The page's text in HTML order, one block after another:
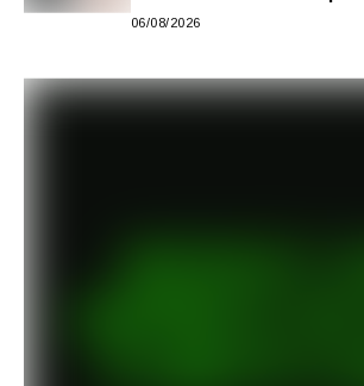
semestre de 2027
06/08/2026